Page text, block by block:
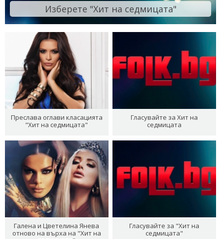
Изберете "Хит на седмицата"
Преслава оглави класацията
"Хит на седмицата"
Гласувайте за Хит на
седмицата
Галена и Цветелина Янева
отново на върха на "Хит на
Гласувайте за "Хит на
седмицата"